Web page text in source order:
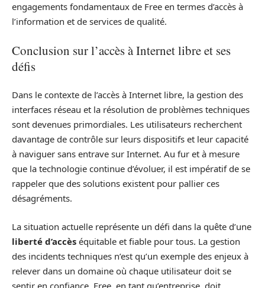
engagements fondamentaux de Free en termes d’accès à
l’information et de services de qualité.
Conclusion sur l’accès à Internet libre et ses
défis
Dans le contexte de l’accès à Internet libre, la gestion des
interfaces réseau et la résolution de problèmes techniques
sont devenues primordiales. Les utilisateurs recherchent
davantage de contrôle sur leurs dispositifs et leur capacité
à naviguer sans entrave sur Internet. Au fur et à mesure
que la technologie continue d’évoluer, il est impératif de se
rappeler que des solutions existent pour pallier ces
désagréments.
La situation actuelle représente un défi dans la quête d’une
liberté d’accès équitable et fiable pour tous. La gestion
des incidents techniques n’est qu’un exemple des enjeux à
relever dans un domaine où chaque utilisateur doit se
sentir en confiance. Free, en tant qu’entreprise, doit